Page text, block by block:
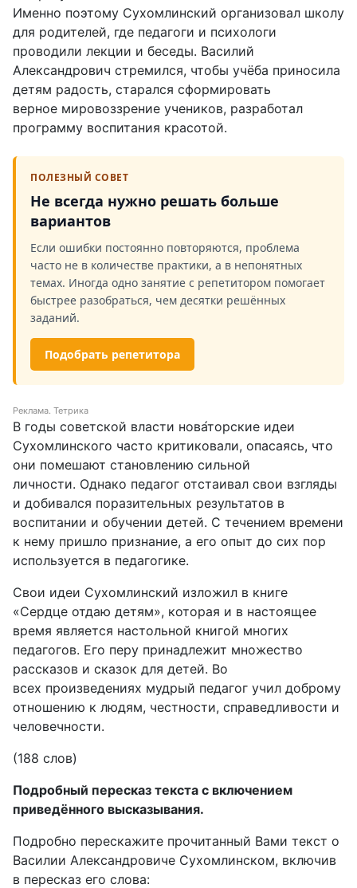
Именно поэтому Сухомлинский организовал школу
для родителей, где педагоги и психологи
проводили лекции и беседы. Василий
Александрович стремился, чтобы учёба приносила
детям радость, старался сформировать
верное мировоззрение учеников, разработал
программу воспитания красотой.
ПОЛЕЗНЫЙ СОВЕТ
Не всегда нужно решать больше
вариантов
Если ошибки постоянно повторяются, проблема
часто не в количестве практики, а в непонятных
темах. Иногда одно занятие с репетитором помогает
быстрее разобраться, чем десятки решённых
заданий.
Подобрать репетитора
Реклама. Тетрика
В годы советской власти нова́торские идеи
Сухомлинского часто критиковали, опасаясь, что
они помешают становлению сильной
личности. Однако педагог отстаивал свои взгляды
и добивался поразительных результатов в
воспитании и обучении детей. С течением времени
к нему пришло признание, а его опыт до сих пор
используется в педагогике.
Свои идеи Сухомлинский изложил в книге
«Сердце отдаю детям», которая и в настоящее
время является настольной книгой многих
педагогов. Его перу принадлежит множество
рассказов и сказок для детей. Во
всех произведениях мудрый педагог учил доброму
отношению к людям, честности, справедливости и
человечности.
(188 слов)
Подробный пересказ текста с включением
приведённого высказывания.
Подробно перескажите прочитанный Вами текст о
Василии Александровиче Сухомлинском, включив
в пересказ его слова: